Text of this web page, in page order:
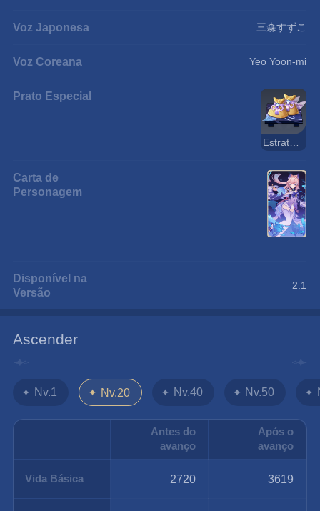
Voz Japonesa 三森すずこ
Voz Coreana Yeo Yoon-mi
Prato Especial
Estratagema Impressionante
Carta de
Personagem
Disponível na
Versão
2.1
Ascender
Nv.1 Nv.20 Nv.40 Nv.50
Antes do
avanço
Após o
avanço
Vida Básica 2720 3619